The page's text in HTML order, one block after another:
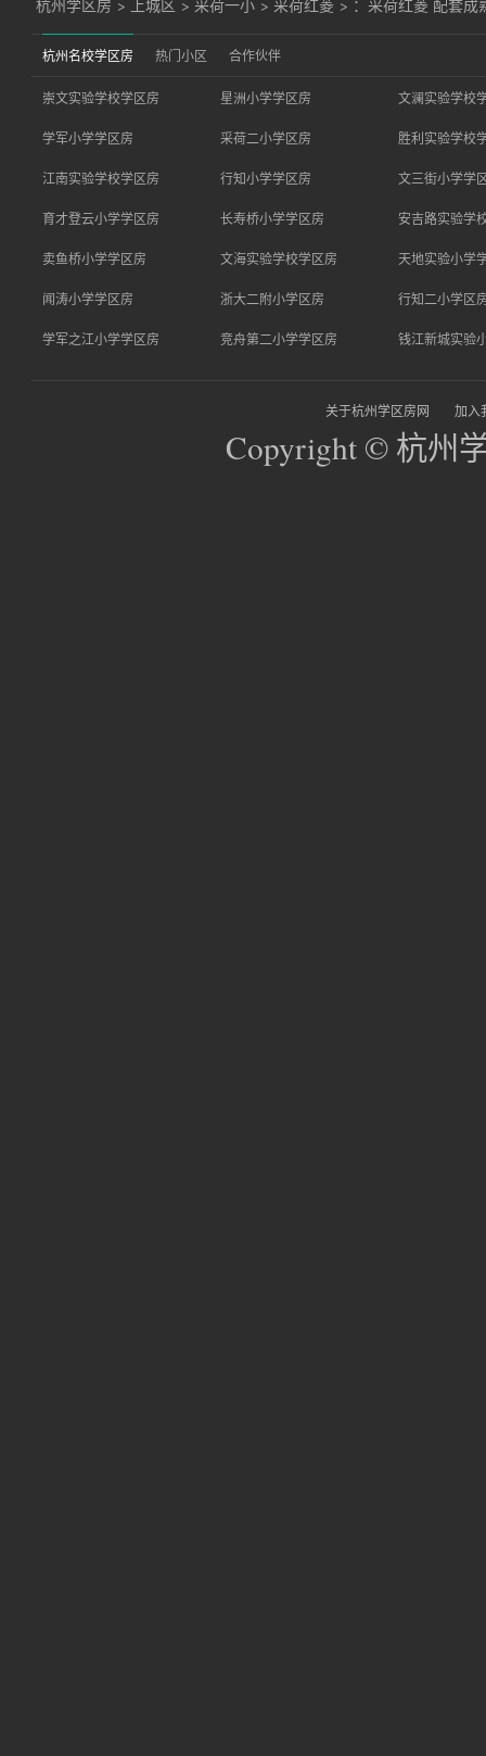
杭州学区房 > 上城区 > 采荷一小 > 采荷红菱 > ：采荷红菱 配套
杭州名校学区房 热门小区 合作伙伴
崇文实验学校学区房 星洲小学学区房 文澜实验学校
学军小学学区房 采荷二小学区房 胜利实验学校
江南实验学校学区房 行知小学学区房 文三街小学学
育才登云小学学区房 长寿桥小学学区房 安吉路实验学
卖鱼桥小学学区房 文海实验学校学区房 天地实验小学
闻涛小学学区房 浙大二附小学区房 行知二小学区
学军之江小学学区房 竞舟第二小学学区房 钱江新城实验
关于杭州学区房网 加入
Copyright © 杭州